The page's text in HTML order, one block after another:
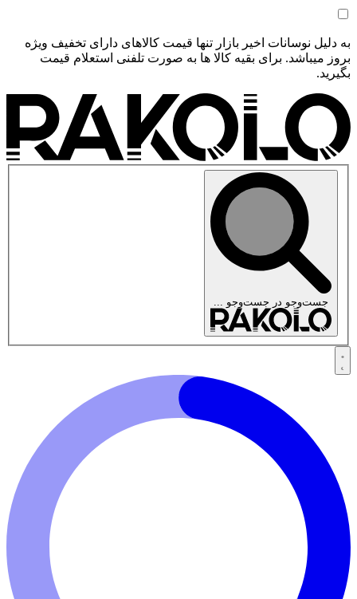
به دلیل نوسانات اخیر بازار تنها قیمت کالاهای دارای تخفیف ویژه
بروز میباشد. برای بقیه کالا ها به صورت تلفنی استعلام قیمت
بگیرید.
جست‌وجو در جست‌وجو ...